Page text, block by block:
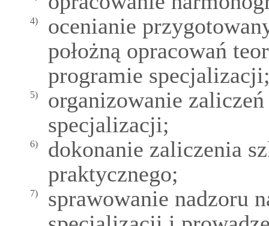
4)
ocenianie
położną opracowań
programie
5)
organizowanie
specjalizacji;
6)
dokonanie zaliczenia
praktycznego;
7)
sprawowanie nadzoru